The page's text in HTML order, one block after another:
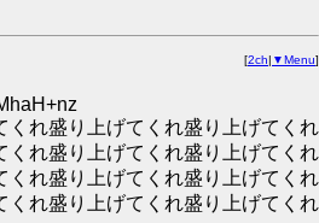
[2ch| ▼Menu]
くれ盛り上げてくれ盛り上げてくれ
くれ盛り上げてくれ盛り上げてくれ
くれ盛り上げてくれ盛り上げてくれ
くれ盛り上げてくれ盛り上げてくれ